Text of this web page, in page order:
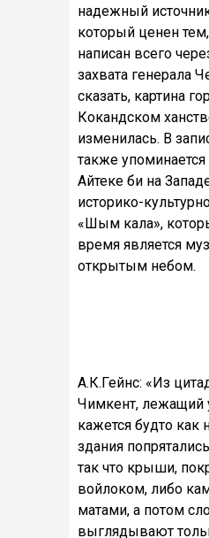
надежный
который ценен
написан всего
захвата генерала
сказать, картина
Кокандском
изменилась. В
также
Айтеке би на
историко-
«Шым кала»,
время является
открытым небом.
А.К.Гейнс: «Из
Чимкент, лежащий
кажется будто как
здания
так что крыши,
войлоком, либо
матами, а потом
выглядывают